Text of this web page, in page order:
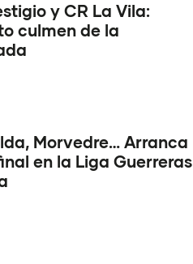
y CR La Vila:
culmen de la
Morvedre… Arranca
en la Liga Guerreras